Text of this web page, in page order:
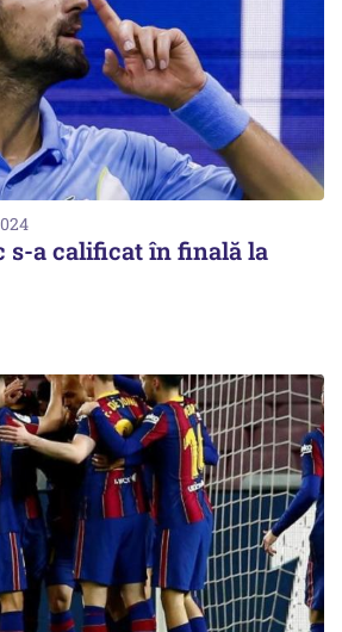
s-a calificat în finală la